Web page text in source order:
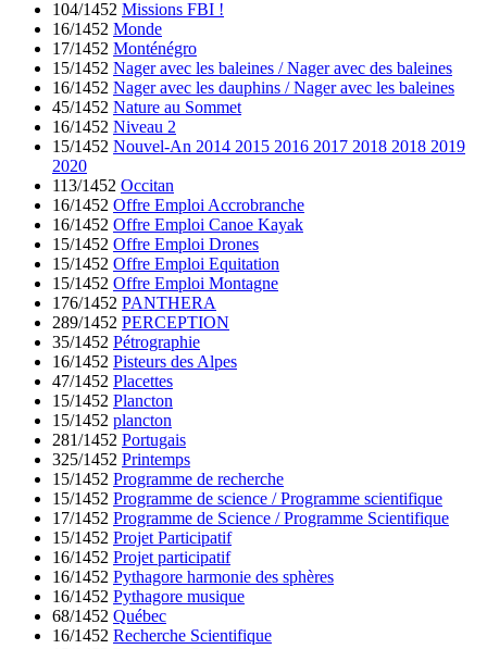
104/1452 Missions FBI !
16/1452 Monde
17/1452 Monténégro
15/1452 Nager avec les baleines / Nager avec des baleines
16/1452 Nager avec les dauphins / Nager avec les baleines
45/1452 Nature au Sommet
16/1452 Niveau 2
15/1452 Nouvel-An 2014 2015 2016 2017 2018 2018 2019
2020
113/1452 Occitan
16/1452 Offre Emploi Accrobranche
16/1452 Offre Emploi Canoe Kayak
15/1452 Offre Emploi Drones
15/1452 Offre Emploi Equitation
15/1452 Offre Emploi Montagne
176/1452 PANTHERA
289/1452 PERCEPTION
35/1452 Pétrographie
16/1452 Pisteurs des Alpes
47/1452 Placettes
15/1452 Plancton
15/1452 plancton
281/1452 Portugais
325/1452 Printemps
15/1452 Programme de recherche
15/1452 Programme de science / Programme scientifique
17/1452 Programme de Science / Programme Scientifique
15/1452 Projet Participatif
16/1452 Projet participatif
16/1452 Pythagore harmonie des sphères
16/1452 Pythagore musique
68/1452 Québec
16/1452 Recherche Scientifique